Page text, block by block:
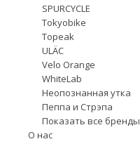
SPURCYCLE
Tokyobike
Topeak
ULÄC
Velo Orange
WhiteLab
Неопознанная утка
Пеппа и Стрэпа
Показать все бренды
О нас